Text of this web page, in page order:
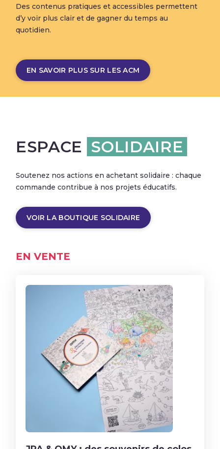
Des contenus pratiques et accessibles permettent
d’y voir plus clair et de gagner du temps au
quotidien.
EN SAVOIR PLUS SUR LES ACM
ESPACE SOLIDAIRE
Soutenez nos actions en achetant solidaire : chaque
commande contribue à nos projets éducatifs.
VOIR LA BOUTIQUE SOLIDAIRE
EN VENTE